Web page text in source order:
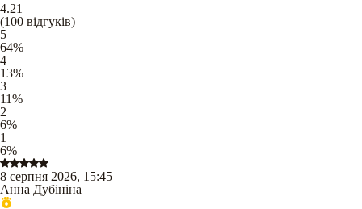
4.21
(100 відгуків)
5
64%
4
13%
3
11%
2
6%
1
6%
8 серпня 2026, 15:45
Анна Дубініна